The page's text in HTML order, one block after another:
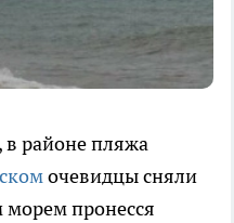
в районе пляжа
очевидцы сняли
морем пронесся